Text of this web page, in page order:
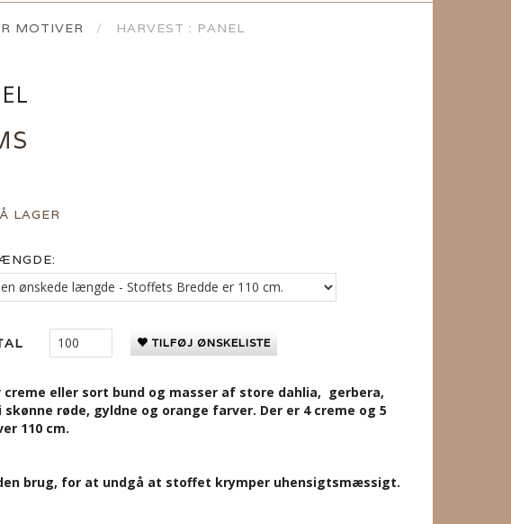
MOTIVER HARVEST : PANEL
LAGER
TILFØJ ØNSKELISTE
eller sort bund og masser af store dahlia, gerbera,
røde, gyldne og orange farver. Der er 4 creme og 5
110 cm.
brug, for at undgå at stoffet krymper uhensigtsmæssigt.